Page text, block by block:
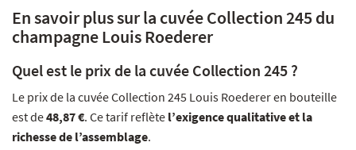
En savoir plus sur la cuvée Collection 245 du
champagne Louis Roederer
Quel est le prix de la cuvée Collection 245 ?
Le prix de la cuvée Collection 245 Louis Roederer en bouteille
est de48,87 €. Ce tarif reflète l’exigence qualitative et la
richesse de l’assemblage.